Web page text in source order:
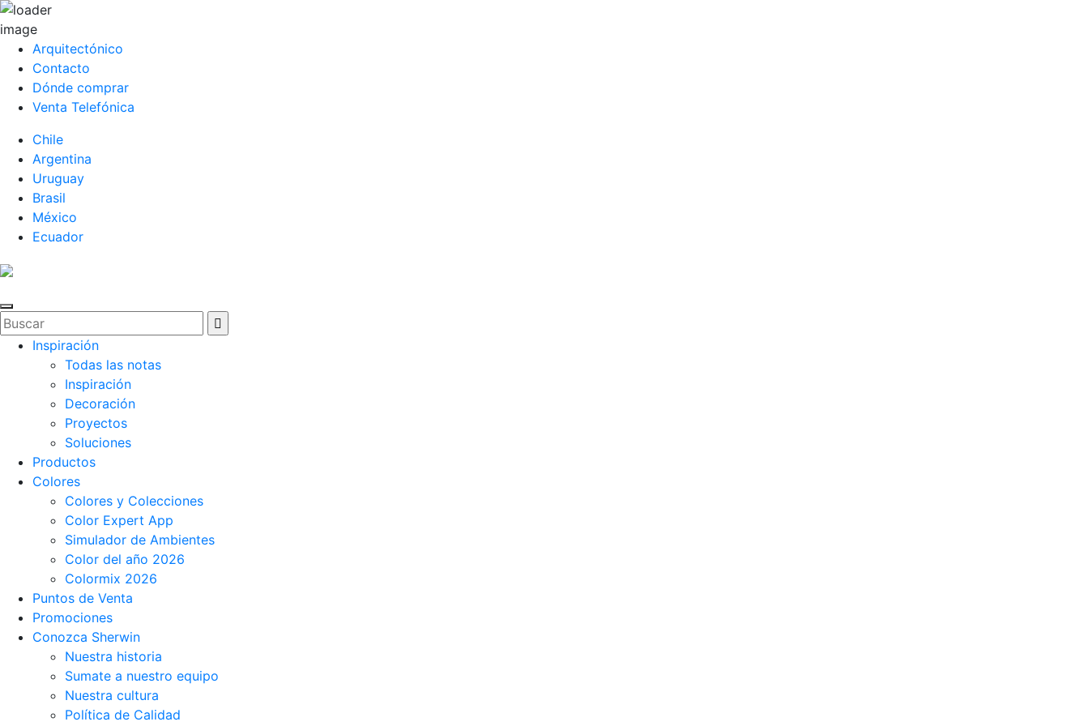
Arquitectónico
Contacto
Dónde comprar
Venta Telefónica
Chile
Argentina
Uruguay
Brasil
México
Ecuador
Inspiración
Todas las notas
Inspiración
Decoración
Proyectos
Soluciones
Productos
Colores
Colores y Colecciones
Color Expert App
Simulador de Ambientes
Color del año 2026
Colormix 2026
Puntos de Venta
Promociones
Conozca Sherwin
Nuestra historia
Sumate a nuestro equipo
Nuestra cultura
Política de Calidad